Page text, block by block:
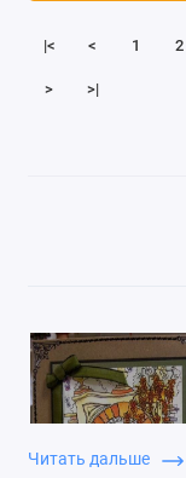
|< < 1 2
> >|
Читать дальше